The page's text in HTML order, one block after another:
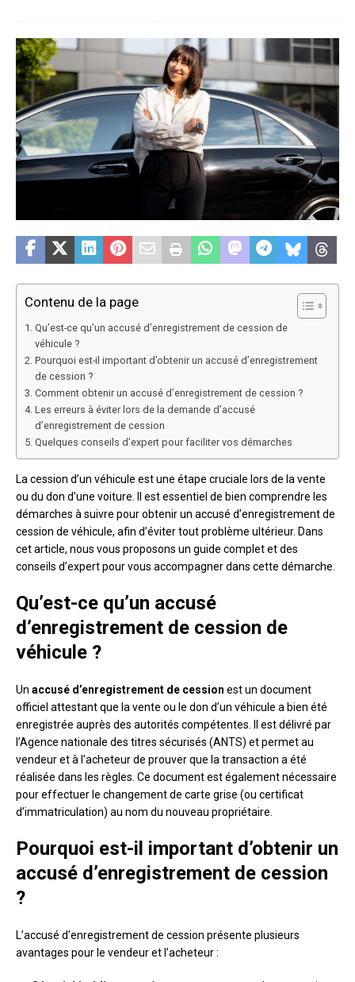
Contenu de la page
Qu’est-ce qu’un accusé d’enregistrement de cession de
véhicule ?
Pourquoi est-il important d’obtenir un accusé d’enregistrement
de cession ?
Comment obtenir un accusé d’enregistrement de cession ?
Les erreurs à éviter lors de la demande d’accusé
d’enregistrement de cession
Quelques conseils d’expert pour faciliter vos démarches
La cession d’un véhicule est une étape cruciale lors de la vente
ou du don d’une voiture. Il est essentiel de bien comprendre les
démarches à suivre pour obtenir un accusé d’enregistrement de
cession de véhicule, afin d’éviter tout problème ultérieur. Dans
cet article, nous vous proposons un guide complet et des
conseils d’expert pour vous accompagner dans cette démarche.
Qu’est-ce qu’un accusé
d’enregistrement de cession de
véhicule ?
Un accusé d’enregistrement de cession est un document
officiel attestant que la vente ou le don d’un véhicule a bien été
enregistrée auprès des autorités compétentes. Il est délivré par
l’Agence nationale des titres sécurisés (ANTS) et permet au
vendeur et à l’acheteur de prouver que la transaction a été
réalisée dans les règles. Ce document est également nécessaire
pour effectuer le changement de carte grise (ou certificat
d’immatriculation) au nom du nouveau propriétaire.
Pourquoi est-il important d’obtenir un
accusé d’enregistrement de cession
?
L’accusé d’enregistrement de cession présente plusieurs
avantages pour le vendeur et l’acheteur :